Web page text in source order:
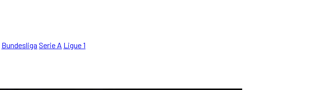
Bundesliga Serie A Ligue 1